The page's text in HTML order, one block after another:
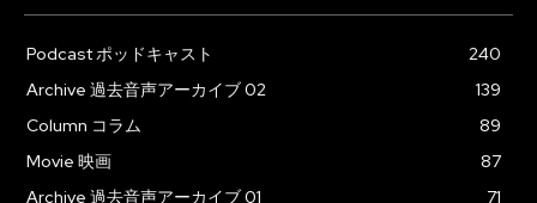
Podcast ポッドキャスト
240
Archive 過去音声アーカイブ 02
139
Column コラム
89
Movie 映画
87
Archive 過去音声アーカイブ 01
71